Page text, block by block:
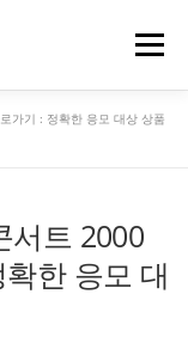
메뉴
가기 : 정확한 응모 대상 상품
서트 2000
한 응모 대